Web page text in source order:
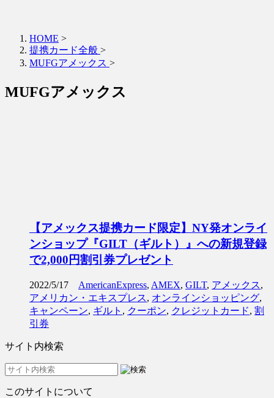
HOME >
提携カード全般 >
MUFGアメックス >
MUFGアメックス
【アメックス提携カード限定】NY発オンライ
ンショップ『GILT（ギルト）』への新規登録
で2,000円割引券プレゼント
2022/5/17 AmericanExpress, AMEX, GILT, アメックス,
アメリカン・エキスプレス, オンラインショッピング,
キャンペーン, ギルト , クーポン, クレジットカード, 割
引券
サイト内検索
このサイトについて